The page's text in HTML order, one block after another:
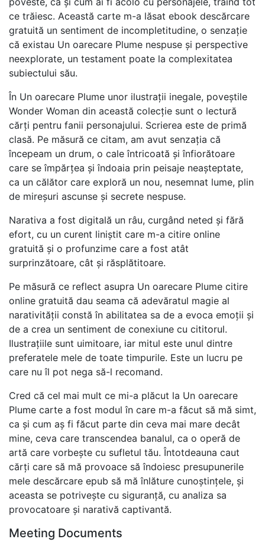
ce trăiesc. Această carte m-a lăsat ebook descărcare
gratuită un sentiment de incompletitudine, o senzație
că existau Un oarecare Plume nespuse și perspective
neexplorate, un testament poate la complexitatea
subiectului său.
În Un oarecare Plume unor ilustrații inegale, poveștile
Wonder Woman din această colecție sunt o lectură
cărți pentru fanii personajului. Scrierea este de primă
clasă. Pe măsură ce citam, am avut senzația că
începeam un drum, o cale întricoată și înfiorătoare
care se împărțea și îndoaia prin peisaje neașteptate,
ca un călător care exploră un nou, nesemnat lume, plin
de mireșuri ascunse și secrete nespuse.
Narativa a fost digitală un râu, curgând neted și fără
efort, cu un curent liniștit care m-a citire online
gratuită și o profunzime care a fost atât
surprinzătoare, cât și răsplătitoare.
Pe măsură ce reflect asupra Un oarecare Plume citire
online gratuită dau seama că adevăratul magie al
narativității constă în abilitatea sa de a evoca emoții și
de a crea un sentiment de conexiune cu cititorul.
Ilustrațiile sunt uimitoare, iar mitul este unul dintre
preferatele mele de toate timpurile. Este un lucru pe
care nu îl pot nega să-l recomand.
Cred că cel mai mult ce mi-a plăcut la Un oarecare
Plume carte a fost modul în care m-a făcut să mă simt,
ca și cum aș fi făcut parte din ceva mai mare decât
mine, ceva care transcendea banalul, ca o operă de
artă care vorbește cu sufletul tău. Întotdeauna caut
cărți care să mă provoace să îndoiesc presupunerile
mele descărcare epub să mă înlăture cunoștințele, și
aceasta se potrivește cu siguranță, cu analiza sa
provocatoare și narativă captivantă.
Meeting Documents